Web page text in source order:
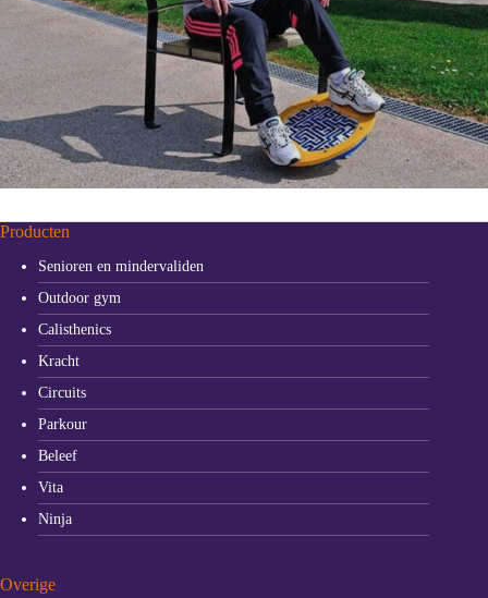
Producten
Senioren en mindervaliden
Outdoor gym
Calisthenics
Kracht
Circuits
Parkour
Beleef
Vita
Ninja
Overige